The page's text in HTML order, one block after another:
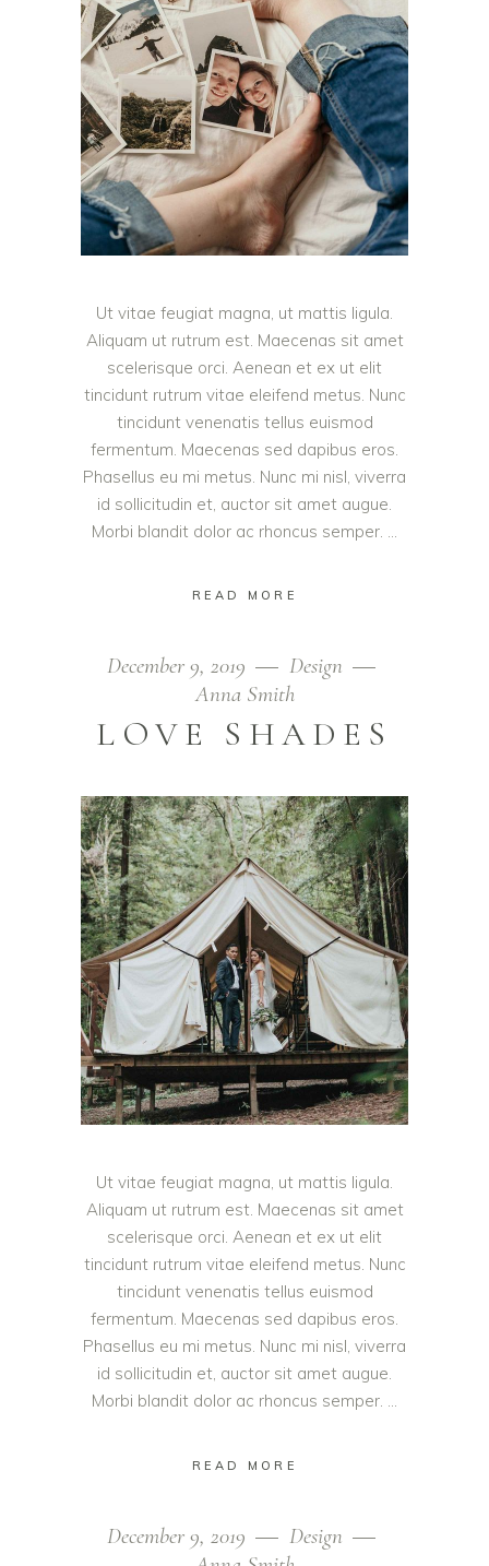
Ut vitae feugiat magna, ut mattis ligula.
Aliquam ut rutrum est. Maecenas sit amet
scelerisque orci. Aenean et ex ut elit
tincidunt rutrum vitae eleifend metus. Nunc
tincidunt venenatis tellus euismod
fermentum. Maecenas sed dapibus eros.
Phasellus eu mi metus. Nunc mi nisl, viverra
id sollicitudin et, auctor sit amet augue.
Morbi blandit dolor ac rhoncus semper.
READ MORE
December 9, 2019
Design
Anna Smith
LOVE SHADES
Ut vitae feugiat magna, ut mattis ligula.
Aliquam ut rutrum est. Maecenas sit amet
scelerisque orci. Aenean et ex ut elit
tincidunt rutrum vitae eleifend metus. Nunc
tincidunt venenatis tellus euismod
fermentum. Maecenas sed dapibus eros.
Phasellus eu mi metus. Nunc mi nisl, viverra
id sollicitudin et, auctor sit amet augue.
Morbi blandit dolor ac rhoncus semper.
READ MORE
December 9, 2019
Design